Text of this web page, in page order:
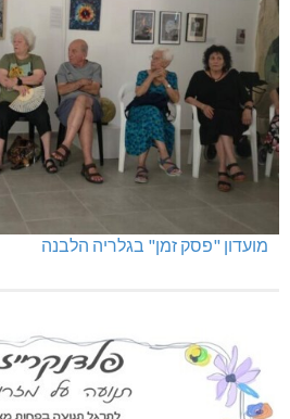
מועדון "פסק זמן" בגלריה הלבנה